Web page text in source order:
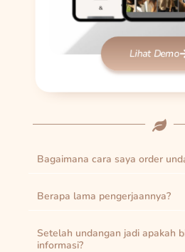
Lihat Demo
Bagaimana cara saya order
Berapa lama pengerjaannya?
Setelah undangan jadi apakah
informasi?